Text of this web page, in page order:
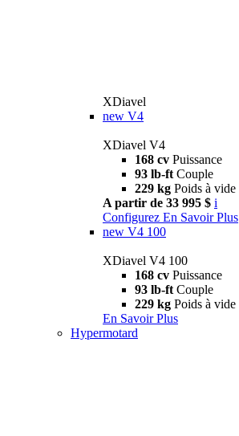
XDiavel
new V4
XDiavel V4
168 cv Puissance
93 lb-ft Couple
229 kg Poids à vide
A partir de 33 995 $ i
Configurez En Savoir Plus
new V4 100
XDiavel V4 100
168 cv Puissance
93 lb-ft Couple
229 kg Poids à vide
En Savoir Plus
Hypermotard